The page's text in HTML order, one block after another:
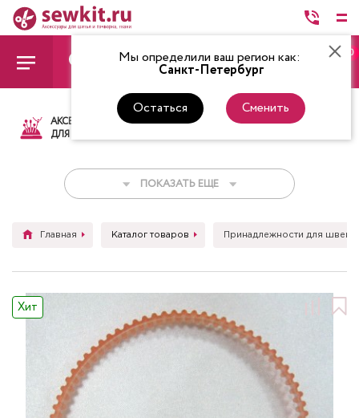
Мы определили ваш регион как:
Санкт-Петербург
Остаться Сменить
0
АКСЕССУАРЫ
ДЛЯ ШИТЬЯ
ТКАНИ НИТКИ
ПОКАЗАТЬ ЕЩЕ
Главная Каталог товаров Принадлежности для
Хит